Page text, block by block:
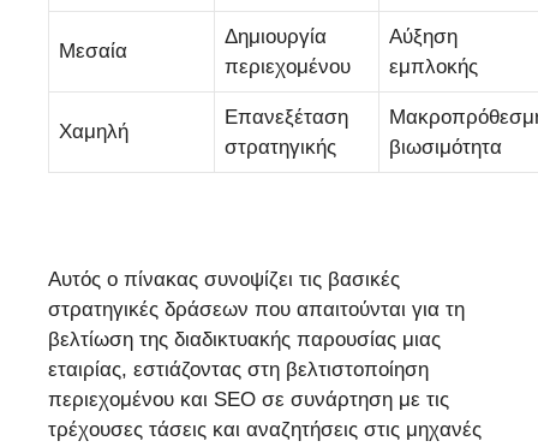
Μεσαία
Δημιουργία
περιεχομένου
Αύξηση
εμπλοκής
Χαμηλή
Επανεξέταση
στρατηγικής
βιωσιμότητα
Αυτός ο πίνακας συνοψίζει τις βασικές
στρατηγικές δράσεων που απαιτούνται για τη
βελτίωση της διαδικτυακής παρουσίας μιας
εταιρίας, εστιάζοντας στη βελτιστοποίηση
περιεχομένου και SEO σε συνάρτηση με τις
τρέχουσες τάσεις και αναζητήσεις στις μηχανές